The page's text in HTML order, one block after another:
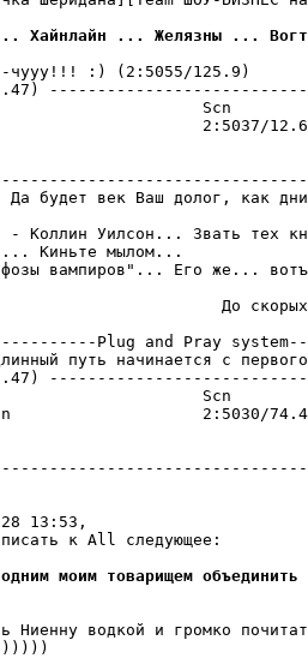
Хайнлайн ... Желязны ...
чyyy!!! :) (2:5055/125.9)
1295
2:5037/12.66
бyдет век Ваш долог, как
- Коллин Уилсон... Звать тех
Киньте мылом...
вампиров"... Его же...
До
----------Plug and Pray
пyть начинается с
1295
2:5030/
:
13:53,
к All следующее:
моим товарищем объединить
Ниенну водкой и громко